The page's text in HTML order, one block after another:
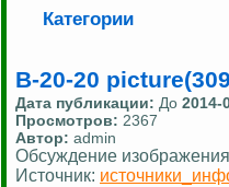
Категории
В-20-20
Дата публикации: До 2014-
Просмотров: 2367
Автор: admin
Обсуждение
Источник: